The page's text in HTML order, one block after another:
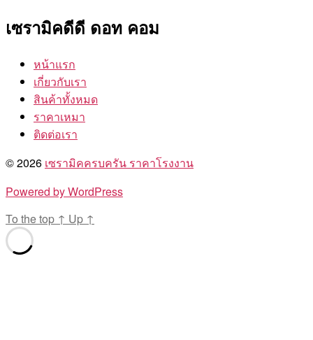
เซรามิคดีดี ดอท คอม
หน้าแรก
เกี่ยวกับเรา
สินค้าทั้งหมด
ราคาเหมา
ติดต่อเรา
© 2026 เซรามิคครบครัน ราคาโรงงาน
Powered by WordPress
To the top ↑ Up ↑